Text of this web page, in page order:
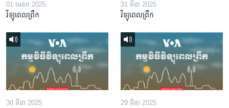
01 មេសា 2025
វិទ្យុពេលព្រឹក
31 មីនា 2025
វិទ្យុពេលព្រឹក
30 មីនា 2025 29 មីនា 2025